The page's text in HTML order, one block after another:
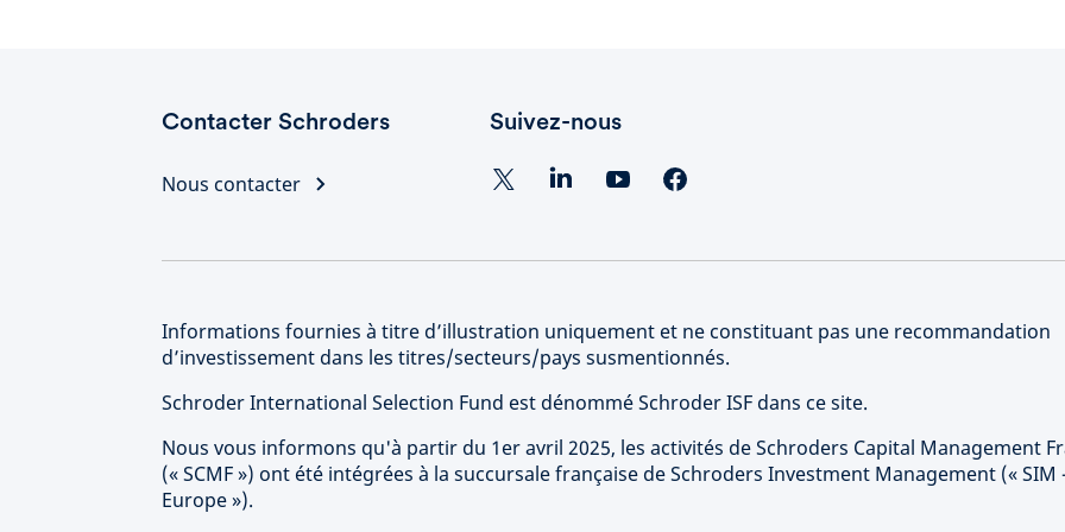
Contacter Schroders
Nous contacter
Suivez-nous
Informations fournies à titre d’illustration uniquement et ne constituant pas une recommandation
d’investissement dans les titres/secteurs/pays susmentionnés.
Schroder International Selection Fund est dénommé Schroder ISF dans ce site.
Nous vous informons qu'à partir du 1er avril 2025, les activités de Schroders Capital Management
(« SCMF ») ont été intégrées à la succursale française de Schroders Investment Management (« SIM
Europe »).